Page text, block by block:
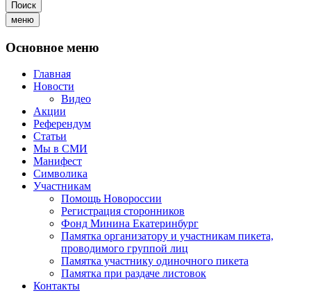
Поиск
меню
Основное меню
Главная
Новости
Видео
Акции
Референдум
Статьи
Мы в СМИ
Манифест
Символика
Участникам
Помощь Новороссии
Регистрация сторонников
Фонд Минина Екатеринбург
Памятка организатору и участникам пикета,
проводимого группой лиц
Памятка участнику одиночного пикета
Памятка при раздаче листовок
Контакты